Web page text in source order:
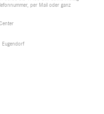
per Mail oder ganz
Eugendorf